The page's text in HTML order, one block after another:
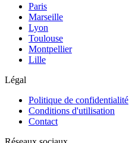
Paris
Marseille
Lyon
Toulouse
Montpellier
Lille
Légal
Politique de confidentialité
Conditions d'utilisation
Contact